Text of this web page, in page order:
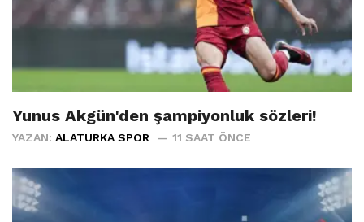
Yunus Akgün'den şampiyonluk sözleri!
YAZAN: ALATURKA SPOR 11 SAAT ÖNCE